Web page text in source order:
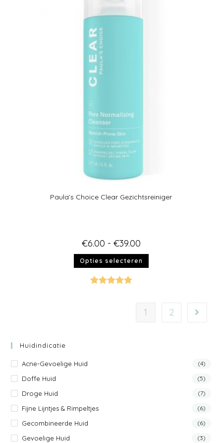
Paula’s Choice Clear Gezichtsreiniger
€6.00 - €39.00
Opties selecteren
1 2
Huidindicatie
Acne-Gevoelige Huid (4)
Doffe Huid (5)
Droge Huid (7)
Fijne Lijntjes & Rimpeltjes (6)
Gecombineerde Huid (6)
Gevoelige Huid (3)